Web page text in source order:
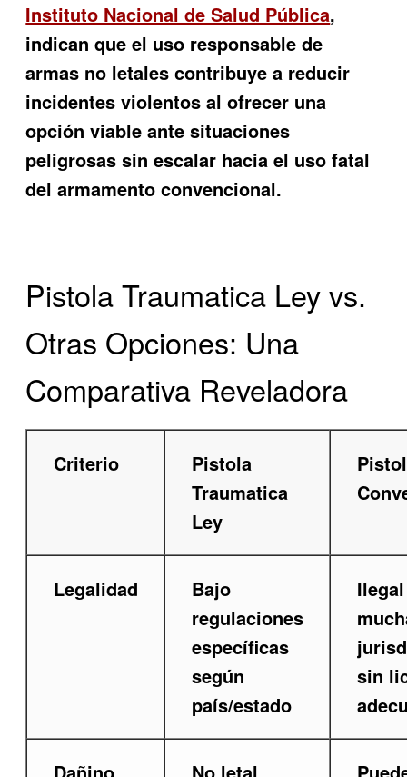
Instituto Nacional de Salud Pública,
indican que el uso responsable de
armas no letales contribuye a reducir
incidentes violentos al ofrecer una
opción viable ante situaciones
peligrosas sin escalar hacia el uso fatal
del armamento convencional.
Pistola Traumatica Ley vs.
Otras Opciones: Una
Comparativa Reveladora
Criterio
Pistola
Traumatica
Ley
Legalidad
Bajo
regulaciones
específicas
según
país/estado
sin